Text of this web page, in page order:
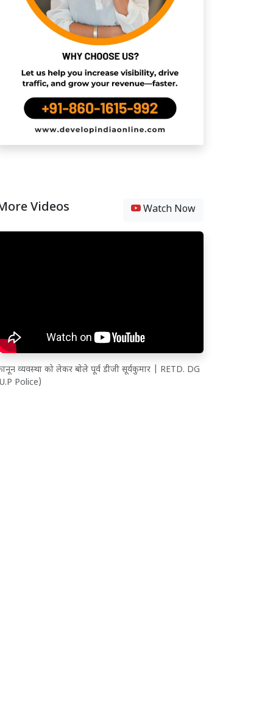
Videos Watch Now
व्यवस्था को लेकर बोले पूर्व डीजी सूर्यकुमार | RETD. DG
Police)